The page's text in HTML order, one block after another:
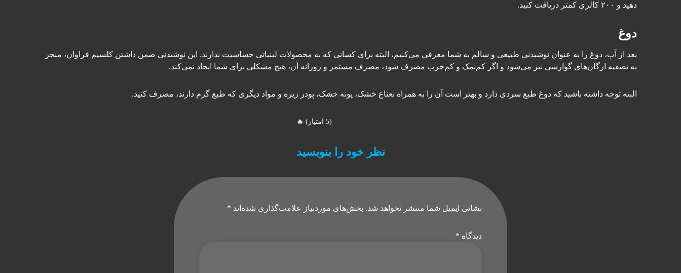
دهید و ۲۰۰ کالری کمتر دریافت کنید.
دوغ
بعد از آب، دوغ را به عنوان نوشیدنی طبیعی و سالم به شما معرفی می‌کنیم، البته برای کسانی که به محصولات لبنیاتی حساسیت ندارند. این نوشیدنی ضمن داشتن کلسیم فراوان، منجر
به تصفیه ارگان‌های گوارشی نیز می‌شود و اگر کم‌نمک و کم‌چرب مصرف شود، مصرف مستمر و روزانه آن، هیچ مشکلی برای شما ایجاد نمی‌کند.
البته توجه داشته باشید که دوغ طبع سردی دارد و بهتر است آن را به همراه نعناع خشک، پونه خشک، پودر زیره و مواد دیگری که طبع گرم دارند، مصرف کنید.
(5 امتیاز) 🔥
نظر خود را بنویسید
نشانی ایمیل شما منتشر نخواهد شد. بخش‌های موردنیاز علامت‌گذاری شده‌اند *
دیدگاه *